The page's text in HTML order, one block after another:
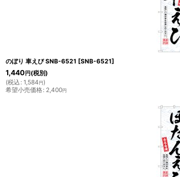
のぼり 車えび SNB-6521 [SNB-6521]
1,440 円 (税別)
(税込 : 1,584円)
希望小売価格: 2,400円